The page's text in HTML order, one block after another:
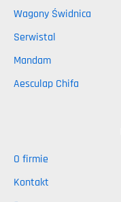
Wagony Świdnica
Serwistal
Mandam
Aesculap Chifa
O firmie
Kontakt